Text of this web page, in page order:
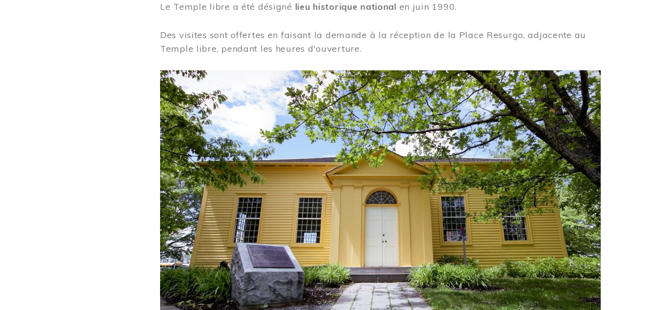
Le Temple libre a été désigné lieu historique national en juin 1990.
Des visites sont offertes en faisant la demande à la réception de la Place Resurgo, adjacente au
Temple libre, pendant les heures d'ouverture.
Image